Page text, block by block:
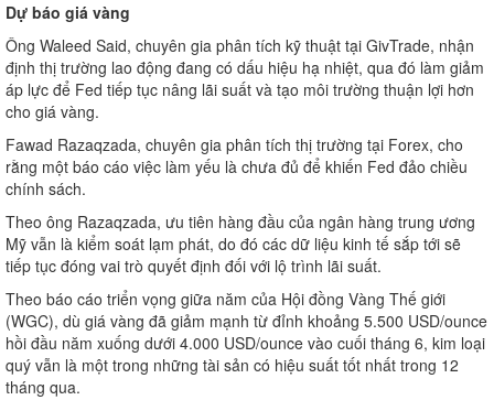
Dự báo giá vàng
Ông Waleed Said, chuyên gia phân tích kỹ thuật tại GivTrade, nhận
định thị trường lao động đang có dấu hiệu hạ nhiệt, qua đó làm giảm
áp lực để Fed tiếp tục nâng lãi suất và tạo môi trường thuận lợi hơn
cho giá vàng.
Fawad Razaqzada, chuyên gia phân tích thị trường tại Forex, cho
rằng một báo cáo việc làm yếu là chưa đủ để khiến Fed đảo chiều
chính sách.
Theo ông Razaqzada, ưu tiên hàng đầu của ngân hàng trung ương
Mỹ vẫn là kiểm soát lạm phát, do đó các dữ liệu kinh tế sắp tới sẽ
tiếp tục đóng vai trò quyết định đối với lộ trình lãi suất.
Theo báo cáo triển vọng giữa năm của Hội đồng Vàng Thế giới
(WGC), dù giá vàng đã giảm mạnh từ đỉnh khoảng 5.500 USD/ounce
hồi đầu năm xuống dưới 4.000 USD/ounce vào cuối tháng 6, kim loại
quý vẫn là một trong những tài sản có hiệu suất tốt nhất trong 12
tháng qua.